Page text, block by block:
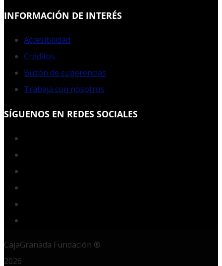
INFORMACIÓN DE INTERÉS
Accesibilidad
Créditos
Buzón de sugerencias
Trabaja con nosotros
SÍGUENOS EN REDES SOCIALES
CajaGranada Fundación ®
2026